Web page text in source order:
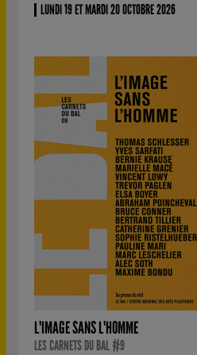
LUNDI 19 ET MARDI 20 OCTOBRE 2026
L'IMAGE SANS L'HOMME
LES CARNETS DU BAL #9